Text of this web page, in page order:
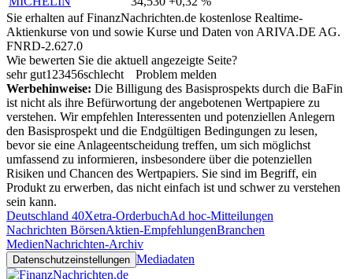
Sie erhalten auf FinanzNachrichten.de kostenlose Realtime-
Aktienkurse von und sowie Kurse und Daten von ARIVA.DE AG.
FNRD-2.627.0
Wie bewerten Sie die aktuell angezeigte Seite?
sehr gut1 23456schlecht
Problem melden
Werbehinweise: Die Billigung des Basisprospekts durch die BaFin
ist nicht als ihre Befürwortung der angebotenen Wertpapiere zu
verstehen. Wir empfehlen Interessenten und potenziellen Anlegern
den Basisprospekt und die Endgültigen Bedingungen zu lesen,
bevor sie eine Anlageentscheidung treffen, um sich möglichst
umfassend zu informieren, insbesondere über die potenziellen
Risiken und Chancen des Wertpapiers. Sie sind im Begriff, ein
Produkt zu erwerben, das nicht einfach ist und schwer zu verstehen
sein kann.
Deutschland 40Xetra-OrderbuchAd hoc-Mitteilungen
Nachrichten BörsenAktien-EmpfehlungenBranchen
MedienNachrichten-Archiv
Datenschutzeinstellungen Mediadaten